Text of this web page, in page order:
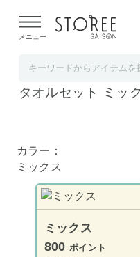
よる配送遅延が発生してお
メニュー
ディズニー プレ
タオルセット ミッ
カラー：
ミックス
ミックス
800ポイント